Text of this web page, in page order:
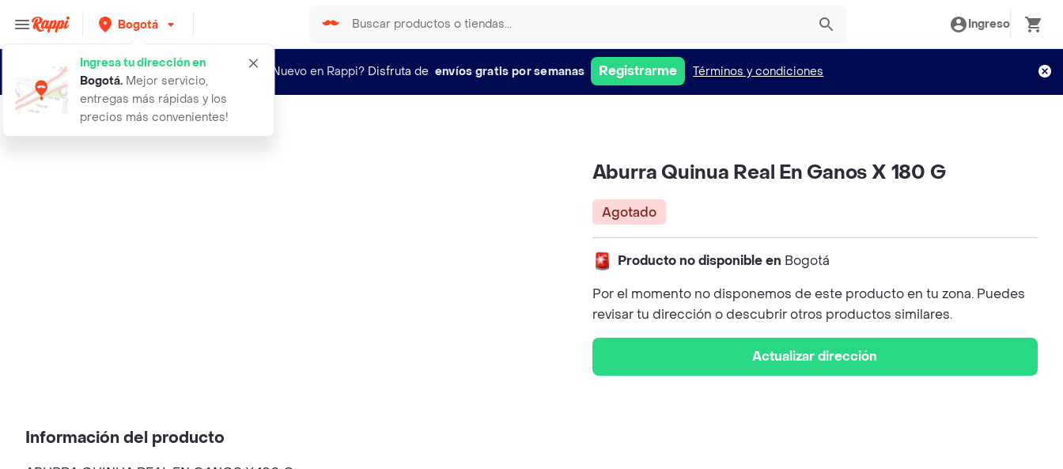
Bogotá
Ingresa tu dirección en
Bogotá. Mejor servicio,
entregas más rápidas y los
precios más convenientes!
Ingreso
¿Nuevo en Rappi? Disfruta de envíos gratis por semanas Registrarme Términos y condiciones
aburra quinua real en ganos x 180 g
Aburra Quinua Real En Ganos X 180 G
Agotado
Producto no disponible en Bogotá
Por el momento no disponemos de este producto en tu zona. Puedes
revisar tu dirección o descubrir otros productos similares.
Actualizar dirección
Información del producto